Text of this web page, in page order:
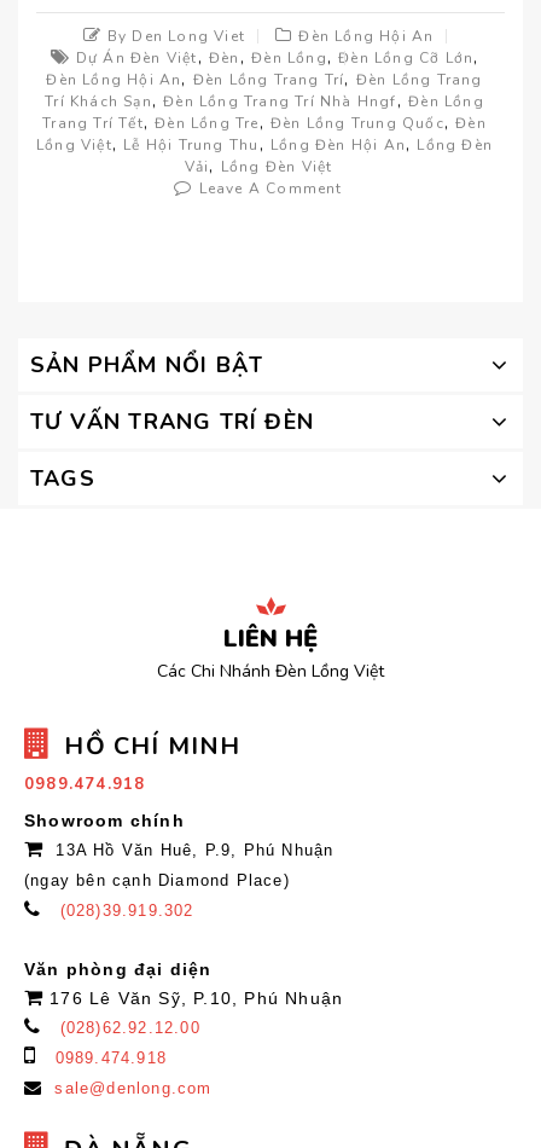
By Den Long Viet
Đèn Lồng Hội An
Dự Án Đèn Việt,Đèn ,Đèn Lồng,Đèn Lồng Cỡ Lớn,
Đèn Lồng Hội An, Đèn Lồng Trang Trí, Đèn Lồng Trang
Trí Khách Sạn,Đèn Lồng Trang Trí Nhà Hngf,Đèn Lồng
Trang Trí Tết,Đèn Lồng Tre, Đèn Lồng Trung Quốc,Đèn
Lồng Việt, Lễ Hội Trung Thu , Lồng Đèn Hội An, Lồng Đèn
Vải, Lồng Đèn Việt
Leave A Comment
SẢN PHẨM NỔI BẬT
TƯ VẤN TRANG TRÍ ĐÈN
TAGS
LIÊN HỆ
Các Chi Nhánh Đèn Lồng Việt
HỒ CHÍ MINH
0989.474.918
Showroom chính
13A Hồ Văn Huê, P.9, Phú Nhuận
(ngay bên cạnh Diamond Place)
(028)39.919.302
Văn phòng đại diện
176 Lê Văn Sỹ, P.10, Phú Nhuận
(028)62.92.12.00
0989.474.918
sale@denlong.com